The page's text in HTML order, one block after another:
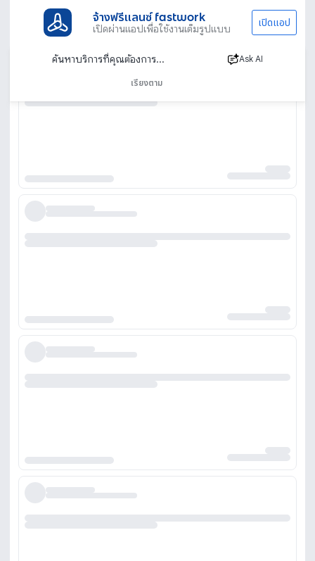
จ้างฟรีแลนซ์ fastwork
เปิดผ่านแอปเพื่อใช้งานเต็มรูปแบบ เปิดแอป
Ask AI
เรียงตาม